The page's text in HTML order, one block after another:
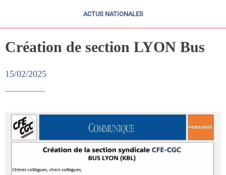
ACTUS NATIONALES
Création de section LYON Bus
15/02/2025